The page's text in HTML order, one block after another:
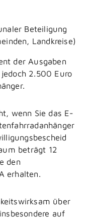
Beteiligung
Landkreise)
der Ausgaben
2.500 Euro
wenn Sie das E-
beträgt 12
den
erhalten.
über
auf